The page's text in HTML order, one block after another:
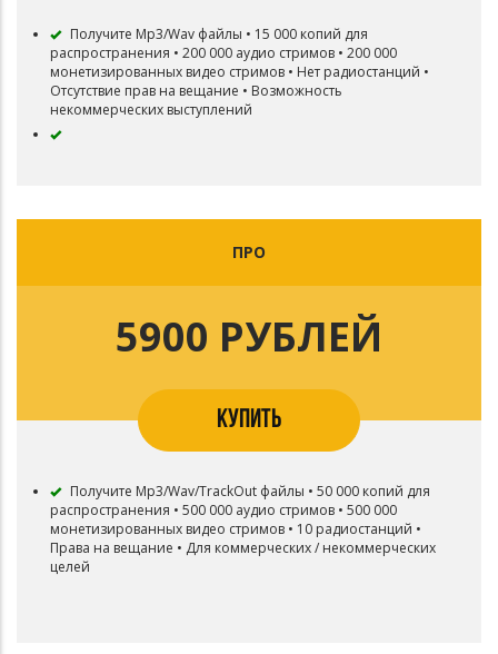
Получите Mp3/Wav файлы • 15 000 копий для
распространения • 200 000 аудио стримов • 200 000
монетизированных видео стримов • Нет радиостанций •
Отсутствие прав на вещание • Возможность
некоммерческих выступлений
ПРО
5900 РУБЛЕЙ
КУПИТЬ
Получите Mp3/Wav/TrackOut файлы • 50 000 копий для
распространения • 500 000 аудио стримов • 500 000
монетизированных видео стримов • 10 радиостанций •
Права на вещание • Для коммерческих / некоммерческих
целей